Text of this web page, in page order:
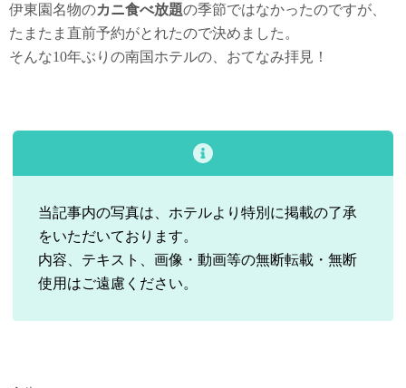
伊東園名物のカニ食べ放題の季節ではなかったのですが、
たまたま直前予約がとれたので決めました。
そんな10年ぶりの南国ホテルの、おてなみ拝見！
当記事内の写真は、ホテルより特別に掲載の了承
をいただいております。
内容、テキスト、画像・動画等の無断転載・無断
使用はご遠慮ください。